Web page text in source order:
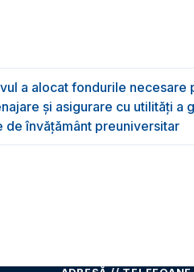
a alocat fondurile
și asigurare cu utilități a
de învățământ preuniversitar